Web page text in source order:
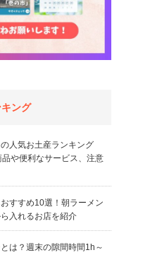
ング
人気お土産ランキング
や便利なサービス、注意
すすめ10選！朝ラーメン
入れるお店を紹介
は？週末の隙間時間1h～